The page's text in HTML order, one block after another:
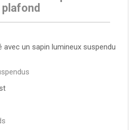
plafond
un sapin lumineux suspendu